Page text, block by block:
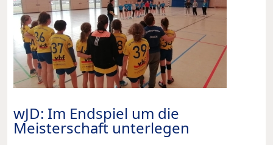
wJD: Im Endspiel um die
Meisterschaft unterlegen